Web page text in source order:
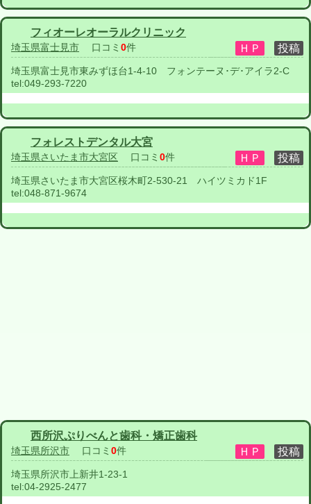
フィオーレオーラルクリニック
埼玉県富士見市 口コミ 0件
埼玉県富士見市東みずほ台1-4-10 フォンテーヌ･デ･アイラ2-C
tel:049-293-7220
フォレストデンタル大宮
埼玉県さいたま市大宮区 口コミ 0件
埼玉県さいたま市大宮区桜木町2‐530-21 ハイツミカド1F
tel:048-871-9674
西所沢ぷりべんと歯科・矯正歯科
埼玉県所沢市 口コミ 0件
埼玉県所沢市上新井1-23-1
tel:04-2925-2477